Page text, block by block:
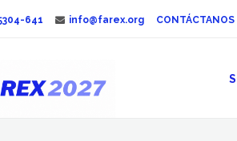
641 info@farex.org CONTÁCTANOS